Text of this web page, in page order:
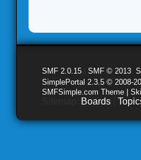
SMF 2.0.15 SMF © 2013
SimplePortal 2.3.5 © 2008-
SMFSimple.com Theme |
Boards